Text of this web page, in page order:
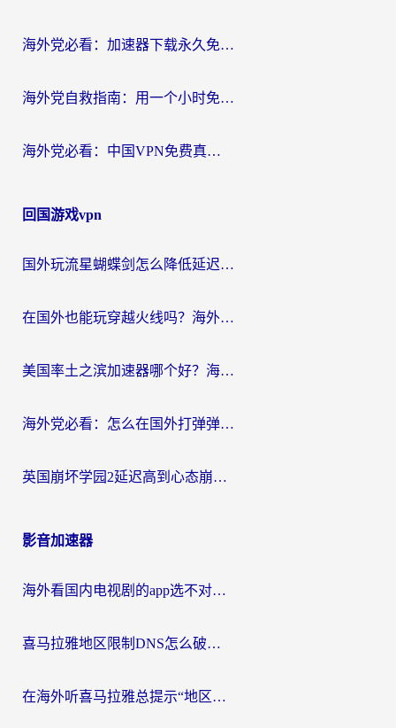
海外党必看：加速器下载永久免费版真的存在吗？教你无缝访问国内资源的正确姿势
海外党自救指南：用一个小时免费加速器，轻松打破国内资源访问壁垒？
海外党必看：中国VPN免费真的靠谱吗？手把手教你选对回国加速器
回国游戏vpn
国外玩流星蝴蝶剑怎么降低延迟？海外党必看的加速秘籍（含欧洲鸣潮&彩虹岛优化攻略）
在国外也能玩穿越火线吗？海外玩家国服游戏畅玩终极指南
美国率土之滨加速器哪个好？海外党国服游戏畅玩终极指南（附多游戏解决方案）
海外党必看：怎么在国外打弹弹堂不卡？番茄加速器亲测指南
英国崩坏学园2延迟高到心态崩？海外党国服游戏加速终极指南
影音加速器
海外看国内电视剧的app选不对？这份回国加速器避坑指南帮你流畅追剧
喜马拉雅地区限制DNS怎么破？海外党听国内音乐听书的终极解决方案
在海外听喜马拉雅总提示“地区限制”？3步轻松解除+听国内音乐全攻略